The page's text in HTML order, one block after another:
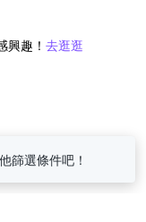
趣！ 去逛逛
篩選條件吧！